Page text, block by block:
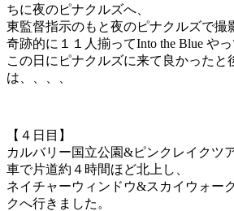
ちに夜のピナクルズへ、
東監督指示のもと夜のピナクルズで撮
奇跡的に１１人揃ってInto the Blue や
この日にピナクルズに来て良かったと
は、、、、
【４日目】
カルバリー国立公園&ピンクレイクツ
車で片道約４時間ほど北上し、
ネイチャーウィンドウ&スカイウォー
クへ行きました。